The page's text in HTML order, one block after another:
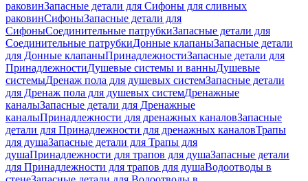
раковинЗапасные детали для Сифоны для сливных
раковинСифоныЗапасные детали для
СифоныСоединительные патрубкиЗапасные детали для
Соединительные патрубкиДонные клапаныЗапасные детали
для Донные клапаныПринадлежностиЗапасные детали для
ПринадлежностиДушевые системы и ванныДушевые
системыДренаж пола для душевых системЗапасные детали
для Дренаж пола для душевых системДренажные
каналыЗапасные детали для Дренажные
каналыПринадлежности для дренажных каналовЗапасные
детали для Принадлежности для дренажных каналовТрапы
для душаЗапасные детали для Трапы для
душаПринадлежности для трапов для душаЗапасные детали
для Принадлежности для трапов для душаВодоотводы в